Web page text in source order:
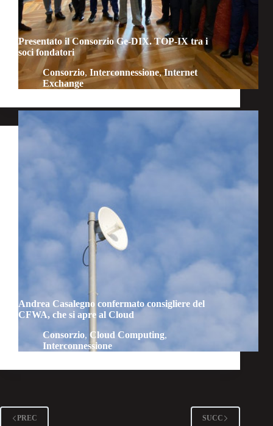
Presentato il Consorzio Ge-DIX. TOP-IX tra i
soci fondatori
Consorzio, Interconnessione,Internet
Exchange
Andrea Casalegno confermato consigliere del
CFWA, che si apre al Cloud
Consorzio, Cloud Computing,
Interconnessione
PREC SUCC